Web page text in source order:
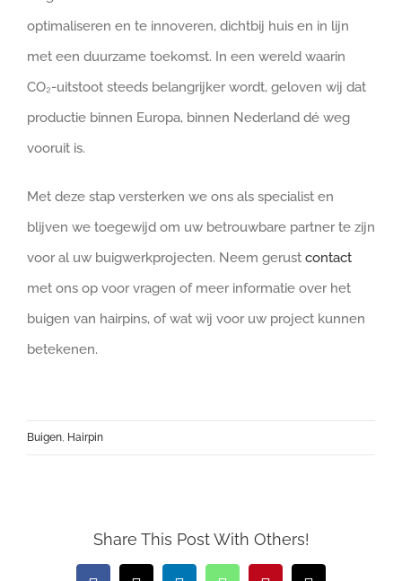
optimaliseren en te innoveren, dichtbij huis en in lijn
met een duurzame toekomst. In een wereld waarin
CO₂-uitstoot steeds belangrijker wordt, geloven wij dat
productie binnen Europa, binnen Nederland dé weg
vooruit is.
Met deze stap versterken we ons als specialist en
blijven we toegewijd om uw betrouwbare partner te zijn
voor al uw buigwerkprojecten. Neem gerust contact
met ons op voor vragen of meer informatie over het
buigen van hairpins, of wat wij voor uw project kunnen
betekenen.
Buigen Hairpin
Share This Post With Others!